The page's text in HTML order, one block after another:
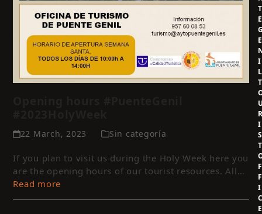
22 March, 2023 Sin categoría
If you plan to visit us during the Holy Week here you
are the opening hours of our tourist resources. All…
Read more
T
E
E
I
L
T
I
S
T
F
F
I
E